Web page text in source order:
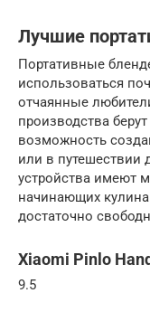
Лучшие
Портативные
использоваться
отчаянные
производства
возможность
или в путешествии
устройства имеют
начинающих
достаточно
Xiaomi Pinlo
9.5